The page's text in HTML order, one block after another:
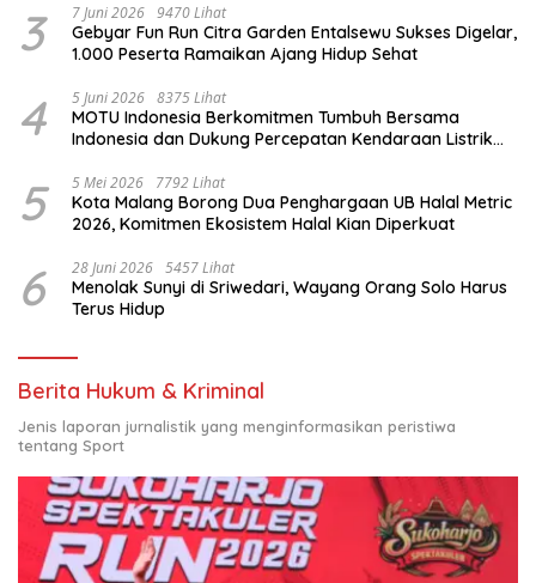
3 7 Juni 2026 9470 Lihat
Gebyar Fun Run Citra Garden Entalsewu Sukses Digelar,
1.000 Peserta Ramaikan Ajang Hidup Sehat
4 5 Juni 2026 8375 Lihat
MOTU Indonesia Berkomitmen Tumbuh Bersama
Indonesia dan Dukung Percepatan Kendaraan Listrik
5 5 Mei 2026 7792 Lihat
Kota Malang Borong Dua Penghargaan UB Halal Metric
2026, Komitmen Ekosistem Halal Kian Diperkuat
6 28 Juni 2026 5457 Lihat
Menolak Sunyi di Sriwedari, Wayang Orang Solo Harus
Terus Hidup
Berita Hukum & Kriminal
Jenis laporan jurnalistik yang menginformasikan peristiwa
tentang Sport